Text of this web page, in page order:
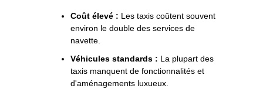
Coût élevé : Les taxis coûtent souvent
environ le double des services de
navette.
Véhicules standards : La plupart des
taxis manquent de fonctionnalités et
d'aménagements luxueux.